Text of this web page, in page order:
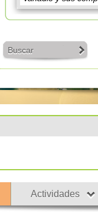
Buscar
Actividades